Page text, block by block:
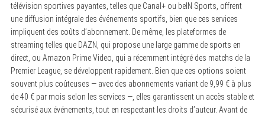
télévision sportives payantes, telles que Canal+ ou beIN Sports, offrent
une diffusion intégrale des événements sportifs, bien que ces services
impliquent des coûts d’abonnement. De même, les plateformes de
streaming telles que DAZN, qui propose une large gamme de sports en
direct, ou Amazon Prime Video, qui a récemment intégré des matchs de la
Premier League, se développent rapidement. Bien que ces options soient
souvent plus coûteuses — avec des abonnements variant de 9,99 € à plus
de 40 € par mois selon les services —, elles garantissent un accès stable et
sécurisé aux événements, tout en respectant les droits d’auteur. Avant de